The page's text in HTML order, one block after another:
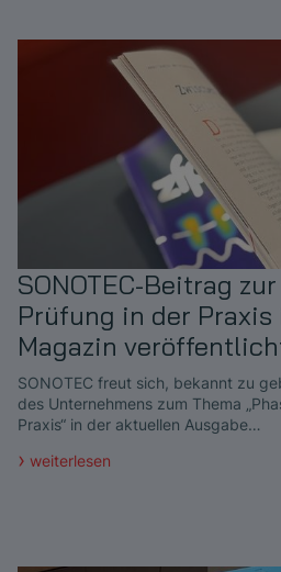
SONOTEC-Beitrag
Prüfung in der
Magazin
SONOTEC freut sich, bekannt zu
des Unternehmens zum Thema
Praxis“ in der aktuellen Ausgabe…
weiterlesen